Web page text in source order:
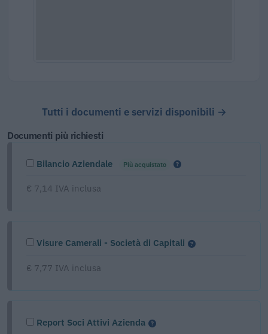
Tutti i documenti e servizi disponibili →
Documenti più richiesti
Bilancio Aziendale Più acquistato
€ 7,14 IVA inclusa
Visure Camerali - Società di Capitali
€ 7,77 IVA inclusa
Report Soci Attivi Azienda